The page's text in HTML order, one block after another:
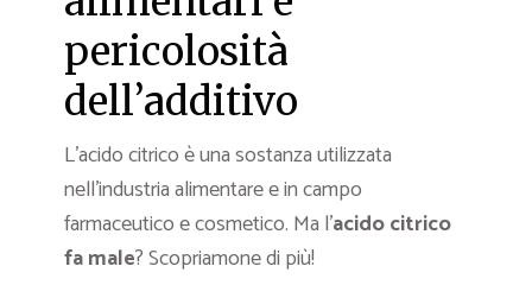
pericolosità
dell’additivo
L’acido citrico è una sostanza utilizzata
nell’industria alimentare e in campo
farmaceutico e cosmetico. Ma l’acido citrico
fa male? Scopriamone di più!